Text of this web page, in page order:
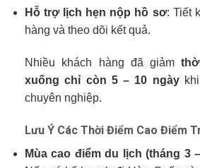
Hỗ trợ lịch hẹn nộp hồ sơ: Tiết
hàng và theo dõi kết quả.
Nhiều khách hàng đã giảm
xuống chỉ còn 5 – 10 ngàykhi
chuyên nghiệp.
Lưu Ý Các Thời Điểm Cao Điểm
Mùa cao điểm du lịch (tháng 3